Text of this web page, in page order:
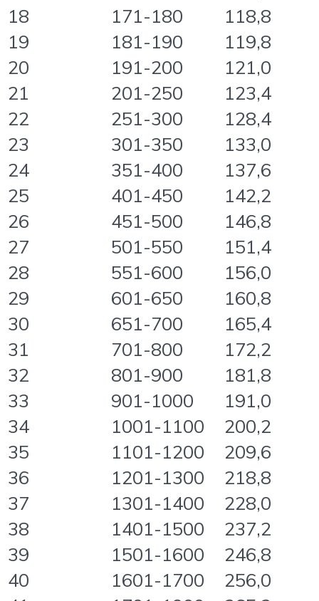
18
171-180
118,8
19
181-190
119,8
20
191-200
121,0
21
201-250
123,4
22
251-300
128,4
23
301-350
133,0
24
351-400
137,6
25
401-450
142,2
26
451-500
146,8
27
501-550
151,4
28
551-600
156,0
29
601-650
160,8
30
651-700
165,4
31
701-800
172,2
32
801-900
181,8
33
901-1000
191,0
34
1001-1100
200,2
35
1101-1200
209,6
36
1201-1300
218,8
37
1301-1400
228,0
38
1401-1500
237,2
39
1501-1600
246,8
40
1601-1700
256,0